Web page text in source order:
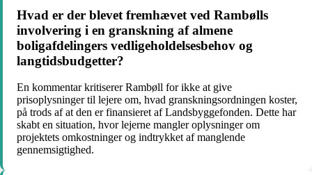
Hvad er der blevet fremhævet ved Rambølls
involvering i en granskning af almene
boligafdelingers vedligeholdelsesbehov og
langtidsbudgetter?
En kommentar kritiserer Rambøll for ikke at give
prisoplysninger til lejere om, hvad granskningsordningen koster,
på trods af at den er finansieret af Landsbyggefonden. Dette har
skabt en situation, hvor lejerne mangler oplysninger om
projektets omkostninger og indtrykket af manglende
gennemsigtighed.